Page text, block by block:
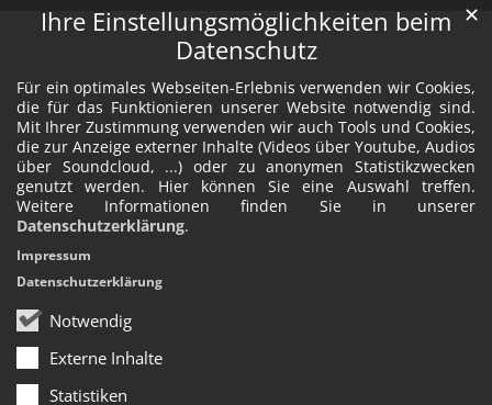
Ihre Einstellungsmöglichkeiten beim
Datenschutz
Für ein optimales Webseiten-Erlebnis verwenden wir Cookies,
die für das Funktionieren unserer Website notwendig sind.
Mit Ihrer Zustimmung verwenden wir auch Tools und Cookies,
die zur Anzeige externer Inhalte (Videos über Youtube, Audios
über Soundcloud, ...) oder zu anonymen Statistikzwecken
genutzt werden. Hier können Sie eine Auswahl treffen.
Weitere Informationen finden Sie in unserer
Datenschutzerklärung.
Notwendig
Externe Inhalte
Statistiken
✕
Impressum
Datenschutzerklärung